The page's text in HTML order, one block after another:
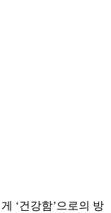
‘건강함’으로의 방